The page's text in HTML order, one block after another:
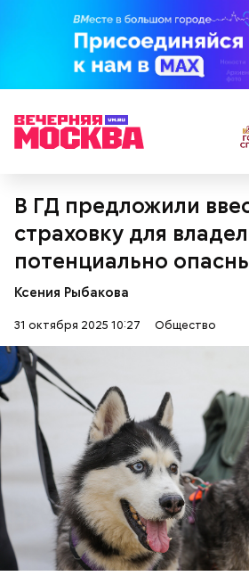
В ГД предложили
страховку для
потенциально
Ксения Рыбакова
31 октября 2025 10:27 Общество
Ингредиенты:
кабачок;
брынза;
растительное масло;
помидоры черри либо
беременным, кормящим
людям с ослабленной
пожилым;